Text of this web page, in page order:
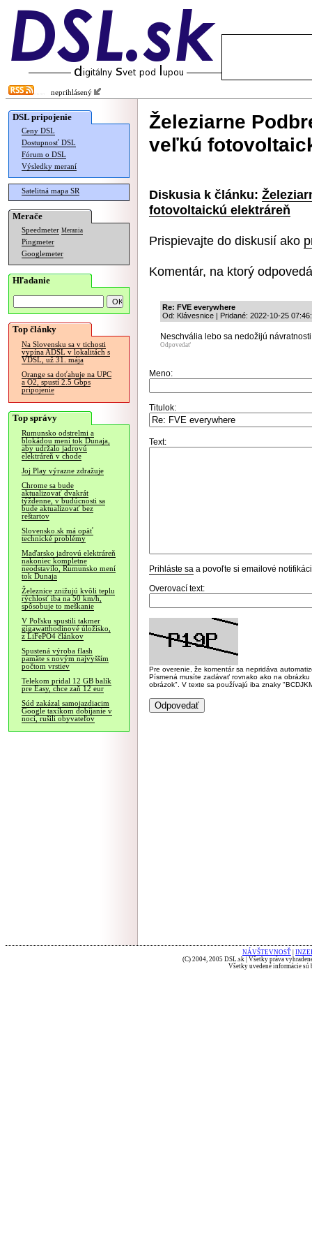
neprihlásený
DSL pripojenie
Ceny DSL
Dostupnosť DSL
Fórum o DSL
Výsledky meraní
Satelitná mapa SR
Merače
Speedmeter Merania
Pingmeter
Googlemeter
Hľadanie
Top články
Na Slovensku sa v tichosti
vypína ADSL v lokalitách s
VDSL, už 31. mája
Orange sa doťahuje na UPC
a O2, spustí 2.5 Gbps
pripojenie
Top správy
Rumunsko odstrelmi a
blokádou mení tok Dunaja,
aby udržalo jadrovú
elektráreň v chode
Joj Play výrazne zdražuje
Chrome sa bude
aktualizovať dvakrát
týždenne, v budúcnosti sa
bude aktualizovať bez
reštartov
Slovensko.sk má opäť
technické problémy
Maďarsko jadrovú elektráreň
nakoniec kompletne
neodstavilo, Rumunsko mení
tok Dunaja
Železnice znižujú kvôli teplu
rýchlosť iba na 50 km/h,
spôsobuje to meškanie
V Poľsku spustili takmer
gigawatthodinové úložisko,
z LiFePO4 článkov
Spustená výroba flash
pamäte s novým najvyšším
počtom vrstiev
Telekom pridal 12 GB balík
pre Easy, chce zaň 12 eur
Súd zakázal samojazdiacim
Google taxíkom dobíjanie v
noci, rušili obyvateľov
Železiarne
veľkú
Diskusia k článku:
fotovoltaickú elektráreň
Prispievajte do diskusií ako
Komentár, na ktorý
Re: FVE everywhere
Od: Klávesnice | Pridané: 2022-10-25
Neschvália lebo sa nedožijú
Odpovedať
Meno:
Titulok:
Text:
Prihláste sa a povoľte si emailové
Overovací text:
Pre overenie, že komentár sa nepridáva
Písmená musíte zadávať rovnako ako na
obrázok". V texte sa používajú iba znaky
NÁVŠTEVNOSŤ
(C) 2004, 2005 DSL.sk | Všetky práva
Všetky uvedené informácie sú